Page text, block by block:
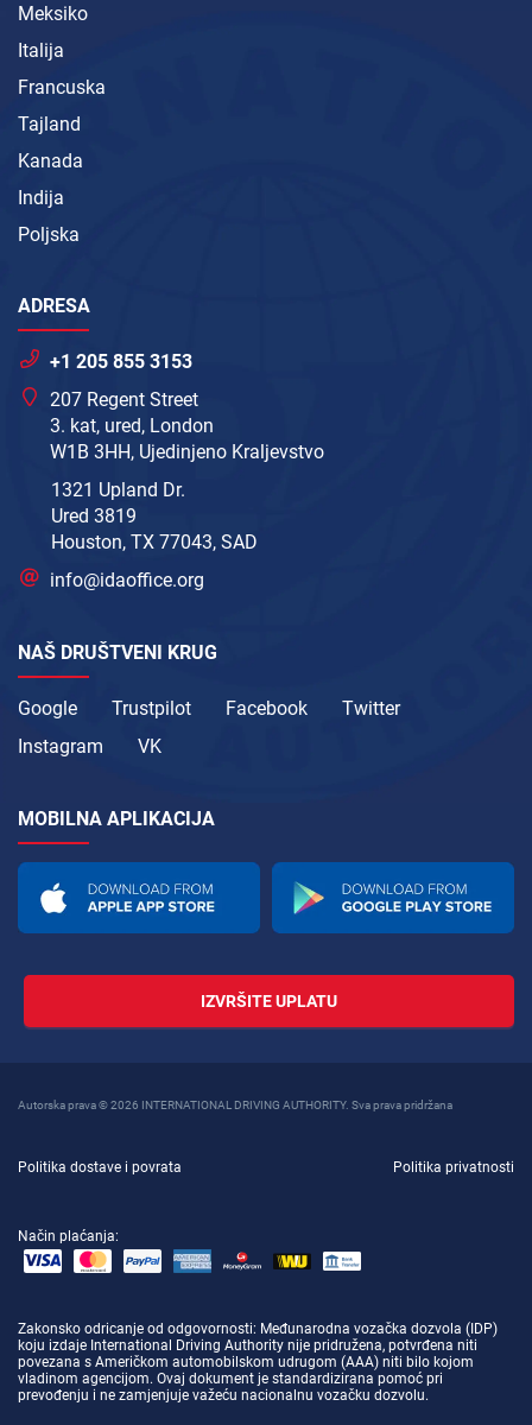
Meksiko
Italija
Francuska
Tajland
Kanada
Indija
Poljska
ADRESA
+1 205 855 3153
207 Regent Street
3. kat, ured, London
W1B 3HH, Ujedinjeno Kraljevstvo
1321 Upland Dr.
Ured 3819
Houston, TX 77043, SAD
info@idaoffice.org
NAŠ DRUŠTVENI KRUG
Google Trustpilot Facebook
Twitter
Instagram
VK
MOBILNA APLIKACIJA
IZVRŠITE UPLATU
Autorska prava © 2026 INTERNATIONAL DRIVING AUTHORITY. Sva prava pridržana
Politika dostave i povrata Politika privatnosti
Način plaćanja:
Zakonsko odricanje od odgovornosti: Međunarodna vozačka dozvola (IDP)
koju izdaje International Driving Authority nije pridružena, potvrđena niti
povezana s Američkom automobilskom udrugom (AAA) niti bilo kojom
vladinom agencijom. Ovaj dokument je standardizirana pomoć pri
prevođenju i ne zamjenjuje važeću nacionalnu vozačku dozvolu.